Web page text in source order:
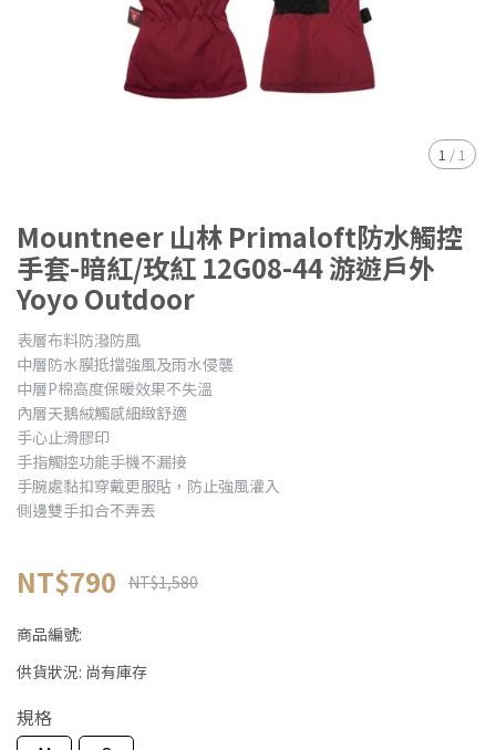
1 /1
Mountneer 山林 Primaloft防水觸控
手套-暗紅/玫紅 12G08-44 游遊戶外
Yoyo Outdoor
表層布料防潑防風
中層防水膜抵擋強風及雨水侵襲
中層P棉高度保暖效果不失溫
內層天鵝絨觸感細緻舒適
手心止滑膠印
手指觸控功能手機不漏接
手腕處黏扣穿戴更服貼，防止強風灌入
側邊雙手扣合不弄丟
NT$790 NT$1,580
商品編號:
供貨狀況: 尚有庫存
規格